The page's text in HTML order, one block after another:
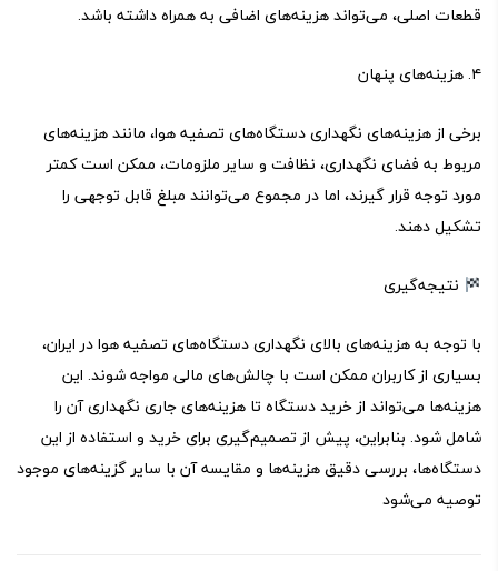
قطعات اصلی، می‌تواند هزینه‌های اضافی به همراه داشته باشد.
۴. هزینه‌های پنهان
برخی از هزینه‌های نگهداری دستگاه‌های تصفیه هوا، مانند هزینه‌های
مربوط به فضای نگهداری، نظافت و سایر ملزومات، ممکن است کمتر
مورد توجه قرار گیرند، اما در مجموع می‌توانند مبلغ قابل توجهی را
تشکیل دهند.
نتیجه‌گیری
با توجه به هزینه‌های بالای نگهداری دستگاه‌های تصفیه هوا در ایران،
بسیاری از کاربران ممکن است با چالش‌های مالی مواجه شوند. این
هزینه‌ها می‌تواند از خرید دستگاه تا هزینه‌های جاری نگهداری آن را
شامل شود. بنابراین، پیش از تصمیم‌گیری برای خرید و استفاده از این
دستگاه‌ها، بررسی دقیق هزینه‌ها و مقایسه آن با سایر گزینه‌های موجود
توصیه می‌شود